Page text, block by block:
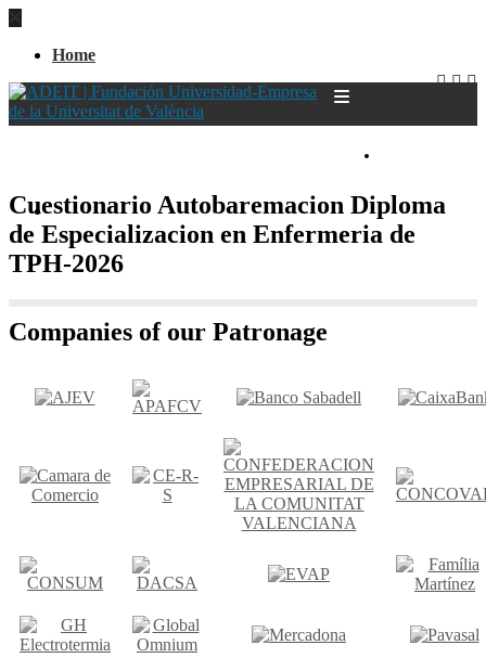
Home
Home
Cuestionario Autobaremacion Diploma
de Especializacion en Enfermeria de
TPH-2026
Companies of our Patronage